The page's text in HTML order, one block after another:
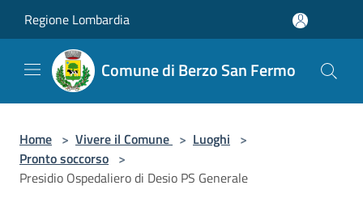
Regione Lombardia
Comune di Berzo San Fermo
Home > Vivere il Comune > Luoghi >
Pronto soccorso >
Presidio Ospedaliero di Desio PS Generale